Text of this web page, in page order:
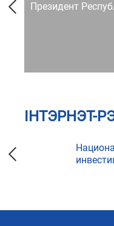
Президент
ІНТЭРНЭТ-